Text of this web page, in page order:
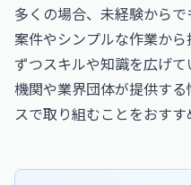
多くの場合、未経験から
案件やシンプルな作業か
ずつスキルや知識を広げ
機関や業界団体が提供す
スで取り組むことをおすす